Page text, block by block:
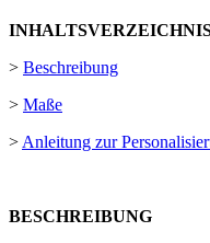
> Beschreibung
> Maße
>Anleitung zur
BESCHREIBUNG